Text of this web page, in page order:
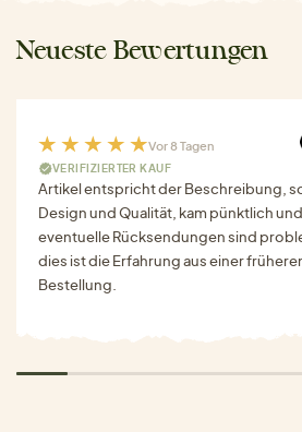
Neueste Bewertungen
Vor 8 Tagen
VERIFIZIERTER KAUF
Artikel entspricht der Beschreibung,
Design und Qualität, kam pünktlich
eventuelle Rücksendungen sind
dies ist die Erfahrung aus einer
Bestellung.